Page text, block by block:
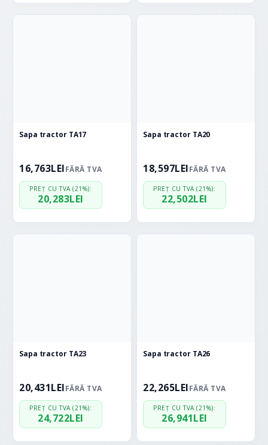
Sapa tractor TA17
16,763LEIFĂRĂ TVA
PREȚ CU TVA (21%):
20,283LEI
Sapa tractor TA20
18,597LEIFĂRĂ TVA
PREȚ CU TVA (21%):
22,502LEI
Sapa tractor TA23
20,431LEIFĂRĂ TVA
PREȚ CU TVA (21%):
24,722LEI
Sapa tractor TA26
22,265LEIFĂRĂ TVA
PREȚ CU TVA (21%):
26,941LEI